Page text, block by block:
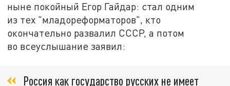
ныне покойный Егор Гайдар: стал одним
из тех "младореформаторов", кто
окончательно развалил СССР, а потом
во всеуслышание заявил:
Россия как государство русских не имеет